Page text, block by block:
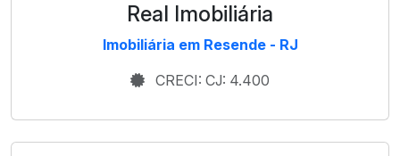
Real Imobiliária
Imobiliária em Resende - RJ
CRECI: CJ: 4.400